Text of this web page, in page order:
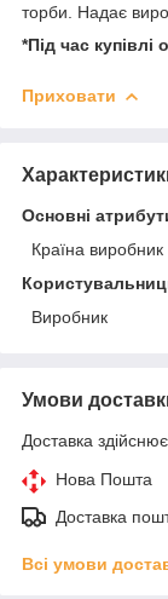
торби. Надає
*Під час купівлі
Приховати
Основні
Країна виробник
Виробник
Умови
Доставка
Нова Пошта
Доставка
Всі умови